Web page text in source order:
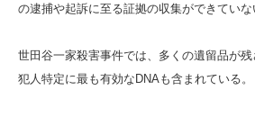
の逮捕や起訴に至る証拠の収集ができていな
世田谷一家殺害事件では、多くの遺留品が
犯人特定に最も有効なDNAも含まれている。